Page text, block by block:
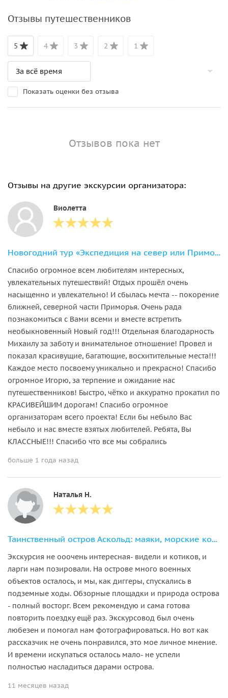
Отзывы путешественников
5 4 3 2 1
Показать оценки без отзыва
Отзывов пока нет
Отзывы на другие экскурсии организатора:
Виолетта
Новогодний тур «Экспедиция на север или Приморский Байкал»
Спасибо огромное всем любителям интересных,
увлекательных путешествий! Отдых прошёл очень
насыщенно и увлекательно! И сбылась мечта -- покорение
ближней, северной части Приморья. Очень рада
познакомиться с Вами всеми и вместе встретить
необыкновенный Новый год!!! Отдельная благодарность
Михаилу за заботу и внимательное отношение! Провел и
показал красивущие, багатющие, восхитительные места!!!
Каждое место посвоему уникально и прекрасно! Спасибо
огромное Игорю, за терпение и ожидание нас
путешественников! Быстро, чётко и аккуратно прокатил по
КРАСИВЕЙШИМ дорогам! Спасибо огромное
организаторам всего проекта! Если бы небыло Вас
небыло и нас вместе взятых любителей. Ребята, Вы
КЛАССНЫЕ!!! Спасибо что все мы собрались
больше 1 года назад
Наталья Н.
Таинственный остров Аскольд: маяки, морские котики и обед в лазурной бухте
Экскурсия не ооочень интересная- видели и котиков, и
ларги нам позировали. На острове много военных
объектов осталось, и мы, как диггеры, спускались в
подземные ходы. Обзорные площадки и природа острова
- полный восторг. Всем рекомендую и сама готова
повторить поездку ещё раз. Экскурсовод был очень
любезен и помогал нам фотографироваться. Но вот как
рассказчик не очень понравился, это мое личное мнение.
И времени искупаться осталось мало- не успели
полностью насладиться дарами острова.
11 месяцев назад